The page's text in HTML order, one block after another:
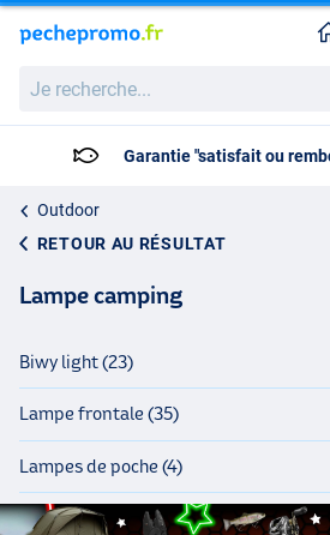
recherche...
Livraison: 2 à 5
Outdoor
RETOUR AU RÉSULTAT
Lampe camping
Biwy light (23)
Lampe frontale (35)
Lampes de poche (4)